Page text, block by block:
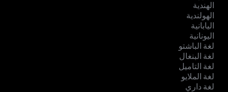
الهندية
الهولندية
اليابانية
اليونانية
لغة الباشتو
لغة البنغال
لغة التاميل
لغة الملايو
لغة داري